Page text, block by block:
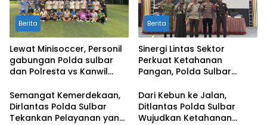
Berita
Lewat Minisoccer, Personil
gabungan Polda sulbar
dan Polresta vs Kanwil
Ikatan Persaudaraan
Berita
Sinergi Lintas Sektor
Perkuat Ketahanan
Pangan, Polda Sulbar
Sawah dan Mitigasi
Kekeringan
Semangat Kemerdekaan,
Dirlantas Polda Sulbar
Tekankan Pelayanan yang
Dari Kebun ke Jalan,
Ditlantas Polda Sulbar
Wujudkan Ketahanan